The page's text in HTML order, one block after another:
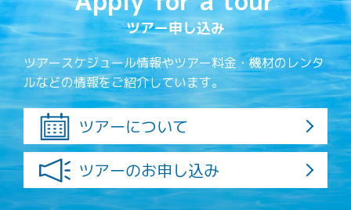
ツアー申し込み
ツアースケジュール情報やツアー料金・機材のレンタ
ルなどの情報をご紹介しています。
ツアーについて
ツアーのお申し込み